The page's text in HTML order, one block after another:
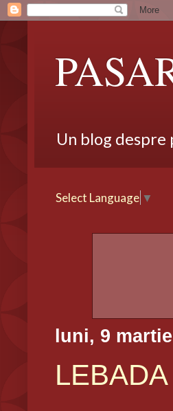
Un blog
Select Language ▼
luni, 9